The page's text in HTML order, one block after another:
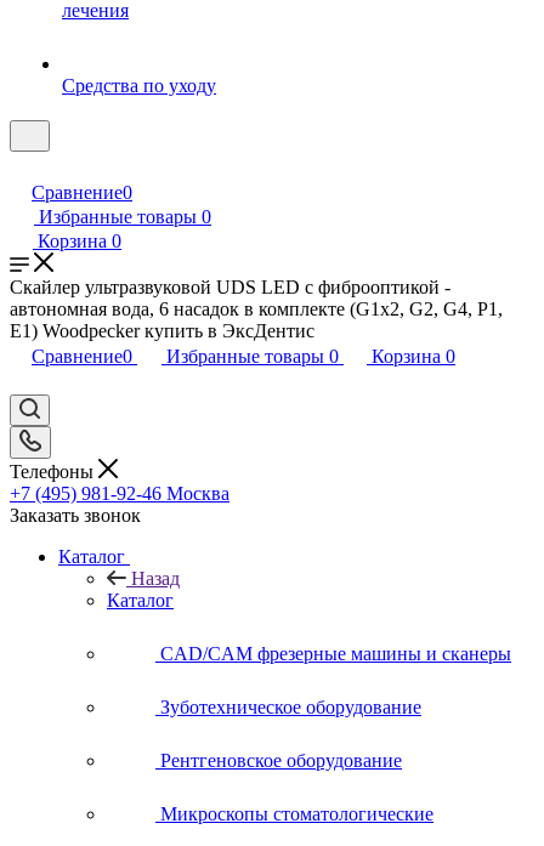
лечения
Средства по уходу
Сравнение0
Избранные товары 0
Корзина 0
Скайлер ультразвуковой UDS LED с фиброоптикой -
автономная вода, 6 насадок в комплекте (G1x2, G2, G4, P1,
E1) Woodpecker купить в ЭксДентис
Сравнение0 Избранные товары 0 Корзина 0
Телефоны
+7 (495) 981-92-46 Москва
Заказать звонок
Каталог
Назад
Каталог
CAD/CAM фрезерные машины и сканеры
Зуботехническое оборудование
Рентгеновское оборудование
Микроскопы стоматологические